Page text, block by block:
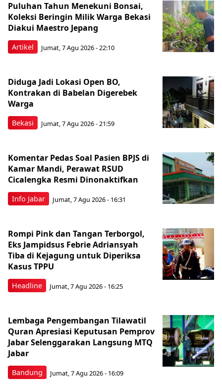
Artikel
Puluhan Tahun Menekuni Bonsai,
Koleksi Beringin Milik Warga Bekasi
Diakui Maestro Jepang
Jumat, 7 Agu 2026 - 22:10
Bekasi
Diduga Jadi Lokasi Open BO,
Kontrakan di Babelan Digerebek
Warga
Jumat, 7 Agu 2026 - 21:59
Info Jabar
Komentar Pedas Soal Pasien BPJS di
Kamar Mandi, Perawat RSUD
Cicalengka Resmi Dinonaktifkan
Jumat, 7 Agu 2026 - 16:31
Headline
Rompi Pink dan Tangan Terborgol,
Eks Jampidsus Febrie Adriansyah
Tiba di Kejagung untuk Diperiksa
Kasus TPPU
Jumat, 7 Agu 2026 - 16:25
Bandung
Lembaga Pengembangan Tilawatil
Quran Apresiasi Keputusan Pemprov
Jabar Selenggarakan Langsung MTQ
Jabar
Jumat, 7 Agu 2026 - 16:09